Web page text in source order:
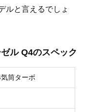
ルと言えるでしょ
ル Q4のスペック
筒ターボ